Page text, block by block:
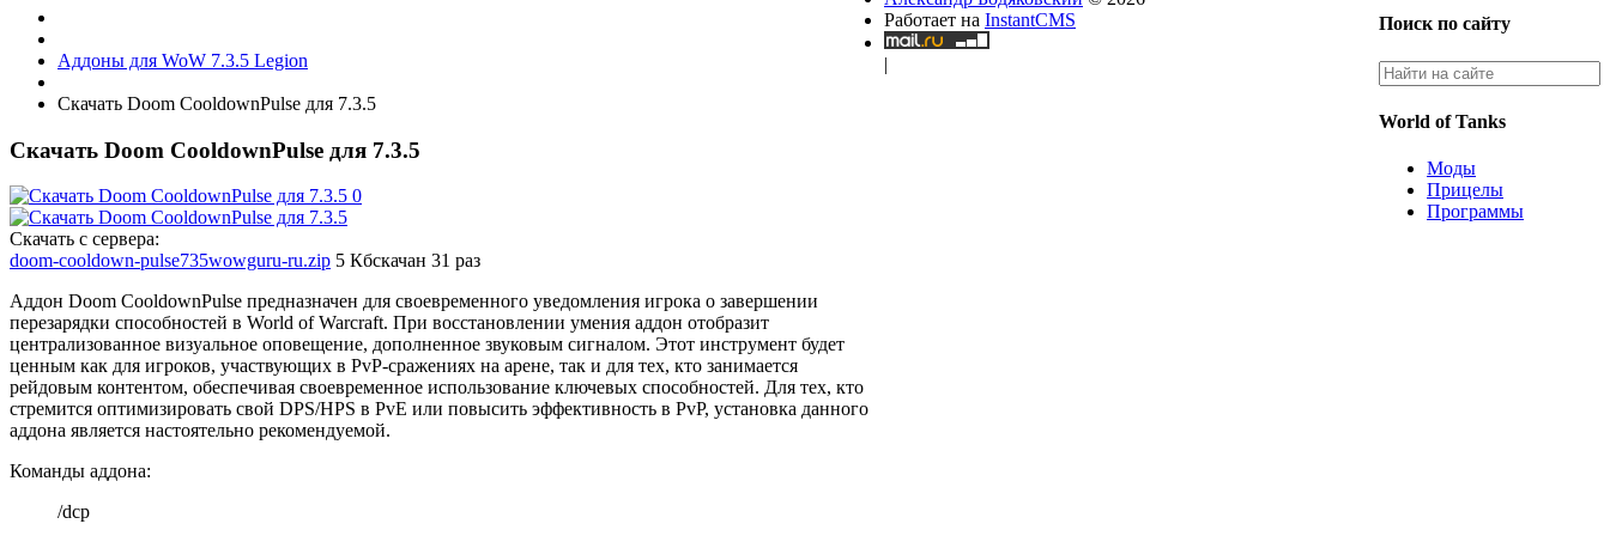
Аддоны для WoW 7.3.5 Legion
Скачать Doom CooldownPulse для 7.3.5
Скачать Doom CooldownPulse для 7.3.5
Скачать с сервера:
doom-cooldown-pulse735wowguru-ru.zip 5 Кбскачан 31 раз
Аддон Doom CooldownPulse предназначен для своевременного уведомления игрока о завершении
перезарядки способностей в World of Warcraft. При восстановлении умения аддон отобразит
централизованное визуальное оповещение, дополненное звуковым сигналом. Этот инструмент будет
ценным как для игроков, участвующих в PvP-сражениях на арене, так и для тех, кто занимается
рейдовым контентом, обеспечивая своевременное использование ключевых способностей. Для тех, кто
стремится оптимизировать свой DPS/HPS в PvE или повысить эффективность в PvP, установка данного
аддона является настоятельно рекомендуемой.
Команды аддона:
/dcp
Поиск по сайту
World of Tanks
Моды
Прицелы
Программы
Работает на InstantCMS
|